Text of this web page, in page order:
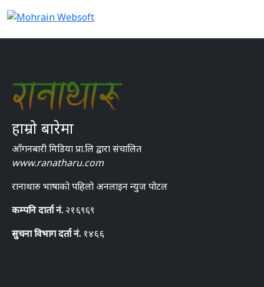
हाम्रो बारेमा
आँगनबारी मिडिया प्रा.लि द्वारा संचालित
www.ranatharu.com
रानाथारु भाषाको पहिलो अनलाइन न्युज पोटल
कम्पनि दार्ता नं. २१६९६९
सुचना विभाग दर्ता नं. १४६६